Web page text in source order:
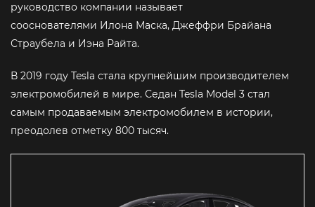
руководство компании называет
сооснователями Илона Маска, Джеффри Брайана
Страубела и Иэна Райта.
В 2019 году Tesla стала крупнейшим производителем
электромобилей в мире. Седан Tesla Model 3 стал
самым продаваемым электромобилем в истории,
преодолев отметку 800 тысяч.